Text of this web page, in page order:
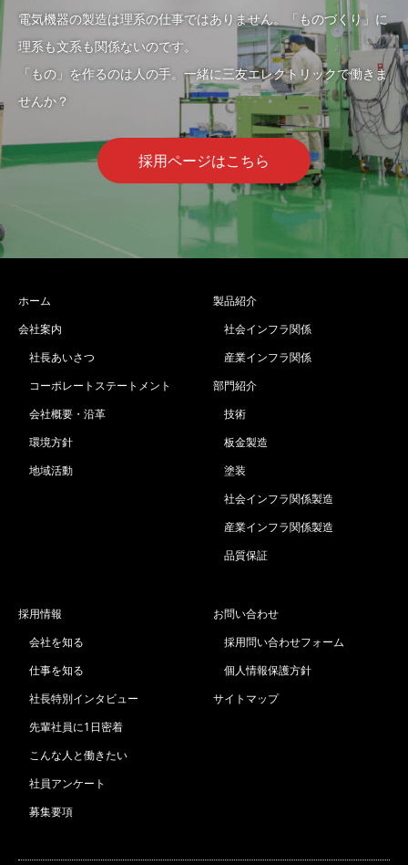
電気機器の製造は理系の仕事ではありません。「ものづくり」に
理系も文系も関係ないのです。
「もの」を作るのは人の手。一緒に三友エレクトリックで働きま
せんか？
採用ページはこちら
ホーム
会社案内
社長あいさつ
コーポレートステートメント
会社概要・沿革
環境方針
地域活動
製品紹介
社会インフラ関係
産業インフラ関係
部門紹介
技術
板金製造
塗装
社会インフラ関係製造
産業インフラ関係製造
品質保証
採用情報
会社を知る
仕事を知る
社長特別インタビュー
先輩社員に1日密着
こんな人と働きたい
社員アンケート
募集要項
お問い合わせ
採用問い合わせフォーム
個人情報保護方針
サイトマップ